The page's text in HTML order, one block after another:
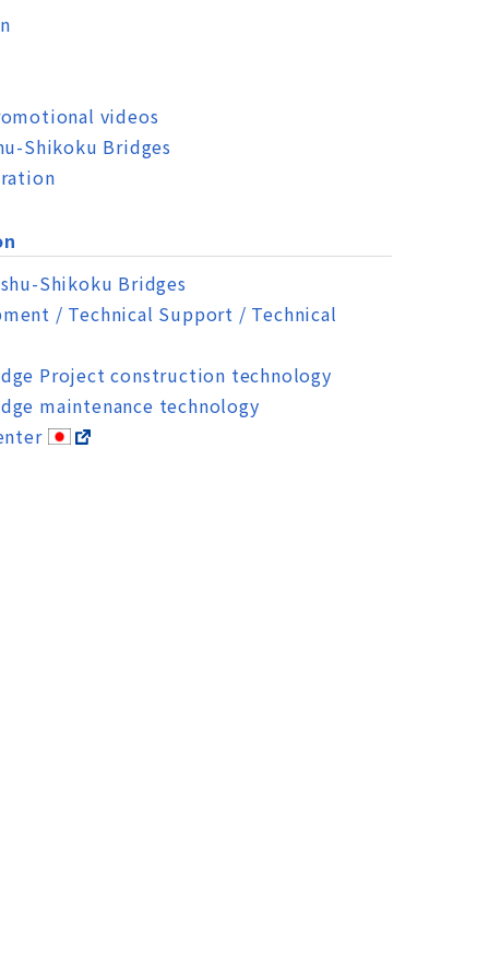
videos
Shikoku Bridges
Shikoku Bridges
/ Technical Support / Technical
Project construction technology
maintenance technology